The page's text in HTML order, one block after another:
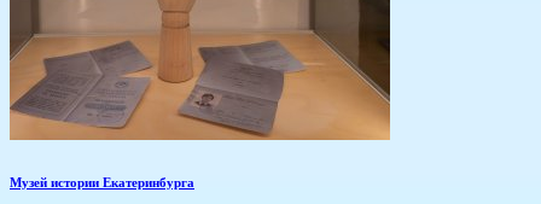
Музей истории Екатеринбурга